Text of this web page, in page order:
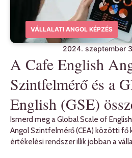
VÁLLALATI ANGOL KÉPZÉS
2024. szeptember
A Cafe English
Szintfelmérő és a
English (GSE)
Ismerd meg a Global Scale of
Angol Szintfelmérő (CEA) közötti fő
értékelési rendszer illik jobban a